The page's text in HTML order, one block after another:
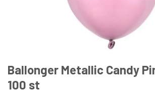
Ballonger Metallic Candy
100 st